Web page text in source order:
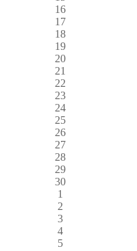
16
17
18
19
20
21
22
23
24
25
26
27
28
29
30
1
2
3
4
5